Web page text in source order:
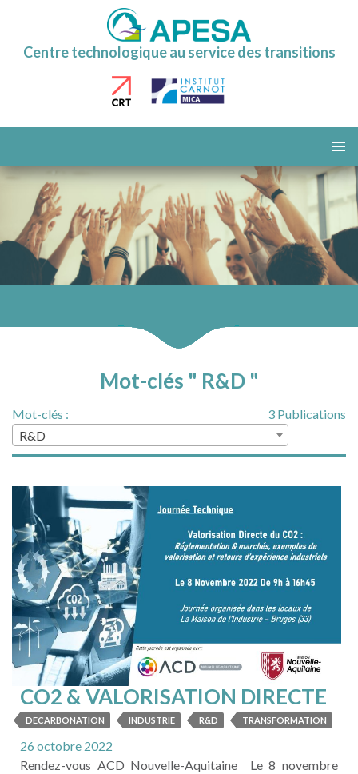
Centre technologique au service des transitions
MENU
AU
CONTENU
Mot-clés " R&D "
3 Publications
Mot-clés :
R&D
CO2 & VALORISATION DIRECTE
DECARBONATION INDUSTRIE R&D TRANSFORMATION
26 octobre 2022
Rendez-vous ACD Nouvelle-Aquitaine Le 8 novembre